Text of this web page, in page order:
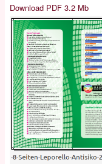
Download PDF 3.2 Mb